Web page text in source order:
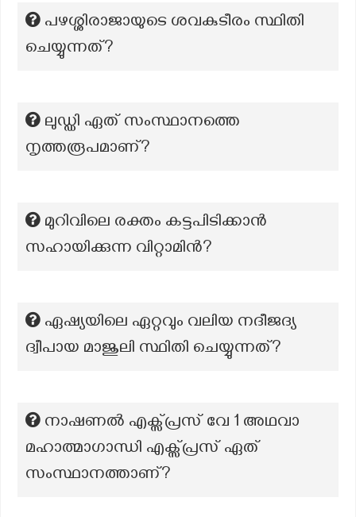
പഴശ്ശിരാജായുടെ ശവകുടീരം സ്ഥിതി
ചെയ്യുന്നത്?
ലുഡ്ഡി ഏത് സംസ്ഥാനത്തെ
നൃത്തരൂപമാണ്?
മുറിവിലെ രക്തം കട്ടപിടിക്കാൻ
സഹായിക്കുന്ന വിറ്റാമിൻ?
ഏഷ്യയിലെ ഏറ്റവും വലിയ നദീജദ്യ
ദ്വീപായ മാജുലി സ്ഥിതി ചെയ്യുന്നത്?
നാഷണൽ എക്സ്പ്രസ് വേ 1 അഥവാ
മഹാത്മാഗാന്ധി എക്സ്പ്രസ് ഏത്
സംസ്ഥാനത്താണ്?